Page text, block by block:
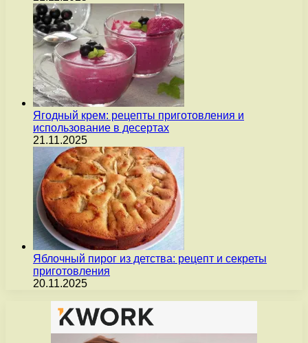
Ягодный крем: рецепты приготовления и
использование в десертах
21.11.2025
Яблочный пирог из детства: рецепт и секреты
приготовления
20.11.2025